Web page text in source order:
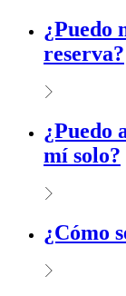
¿Puedo
reserva?
¿Puedo
mí solo?
¿Cómo